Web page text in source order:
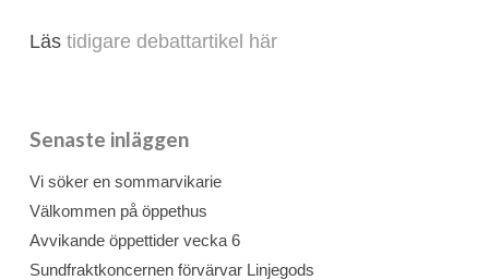
Läs tidigare debattartikel här
Senaste inläggen
Vi söker en sommarvikarie
Välkommen på öppethus
Avvikande öppettider vecka 6
Sundfraktkoncernen förvärvar Linjegods